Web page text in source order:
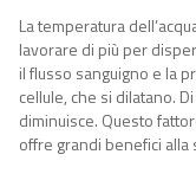
La temperatura
lavorare di più per
il flusso sanguigno e la
cellule, che si dilatano. Di
diminuisce. Questo
offre grandi benefici alla